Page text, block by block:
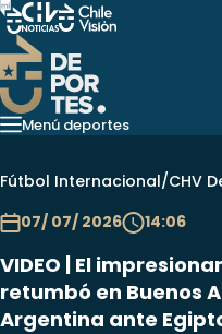
Menú deportes
La RojaFútbol
Fútbol Internacional/CHV
07/ 07/ 2026
14:06
VIDEO | El
retumbó en Buenos
Argentina ante
Imperdibles